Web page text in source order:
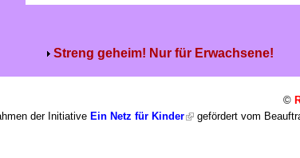
Streng geheim! Nur für Erwachsene!
©
der Initiative Ein Netz für Kinder
gefördert vom